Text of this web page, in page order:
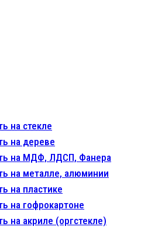
на стекле
на дереве
на МДФ, ЛДСП, Фанера
на металле, алюминии
на пластике
на гофрокартоне
на акриле (оргстекле)